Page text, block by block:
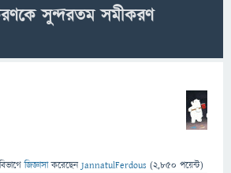
সুন্দরতম সমীকরণ
জিজ্ঞাসাকরেছেনJannatulFerdous (2,850 পয়েন্ট)